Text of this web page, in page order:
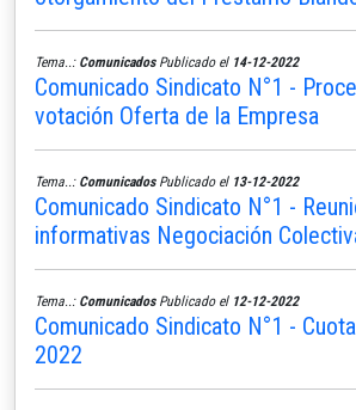
Tema..: ComunicadosPublicado el 14-12-2022
Comunicado Sindicato N°1 -
votación Oferta de la Empresa
Tema..: ComunicadosPublicado el 13-12-2022
Comunicado Sindicato N°1 -
informativas Negociación
Tema..: ComunicadosPublicado el 12-12-2022
Comunicado Sindicato N°1 -
2022